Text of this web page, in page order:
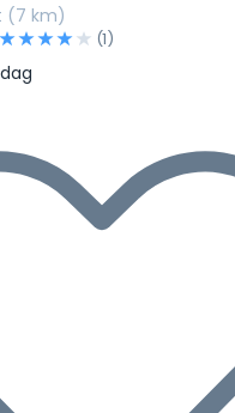
(7 km)
(1)